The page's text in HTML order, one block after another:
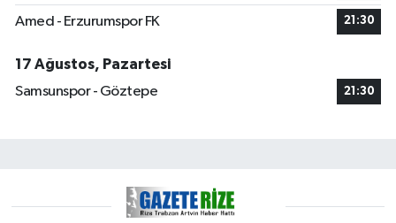
Amed - Erzurumspor FK 21:30
17 Ağustos, Pazartesi
Samsunspor - Göztepe
21:30